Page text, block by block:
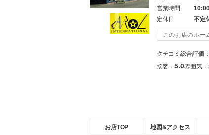
営業時間
定休日
不定
このお店のホー
クチコミ総合評価：
接客： 5.0雰囲気：
お店TOP 地図&アクセス